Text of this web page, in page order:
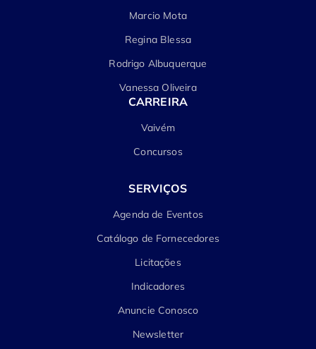
Marcio Mota
Regina Blessa
Rodrigo Albuquerque
Vanessa Oliveira
CARREIRA
Vaivém
Concursos
SERVIÇOS
Agenda de Eventos
Catálogo de Fornecedores
Licitações
Indicadores
Anuncie Conosco
Newsletter